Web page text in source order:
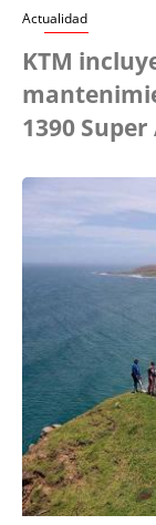
Actualidad
KTM
1390